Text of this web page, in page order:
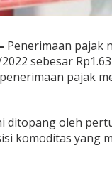
Penerimaan pajak
sebesar
pajak
ditopang oleh
komoditas yang